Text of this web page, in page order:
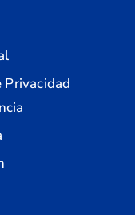
Privacidad